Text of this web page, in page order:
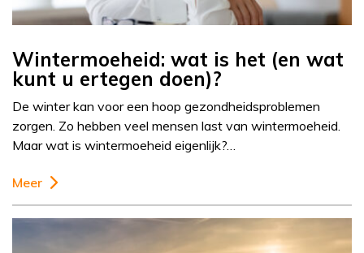
Wintermoeheid: wat is het (en wat
kunt u ertegen doen)?
De winter kan voor een hoop gezondheidsproblemen
zorgen. Zo hebben veel mensen last van wintermoeheid.
Maar wat is wintermoeheid eigenlijk?…
Meer